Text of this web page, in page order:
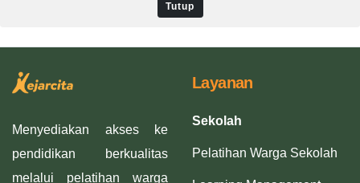
Tutup
Menyediakan akses ke
pendidikan berkualitas
melalui pelatihan warga
Layanan
Sekolah
Pelatihan Warga Sekolah